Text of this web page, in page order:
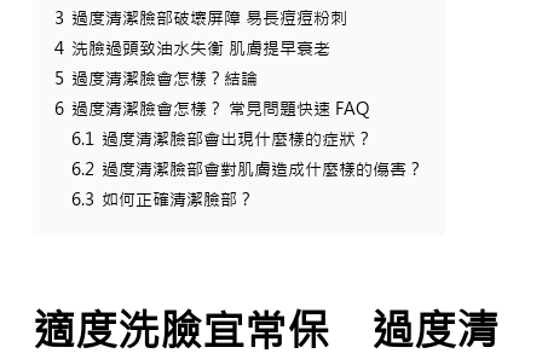
3 過度清潔臉部破壞屏障 易長痘痘粉刺
4 洗臉過頭致油水失衡 肌膚提早衰老
5 過度清潔臉會怎樣？結論
6 過度清潔臉會怎樣？ 常見問題快速 FAQ
6.1 過度清潔臉部會出現什麼樣的症狀？
6.2 過度清潔臉部會對肌膚造成什麼樣的傷害？
6.3 如何正確清潔臉部？
適度洗臉宜常保 過度清